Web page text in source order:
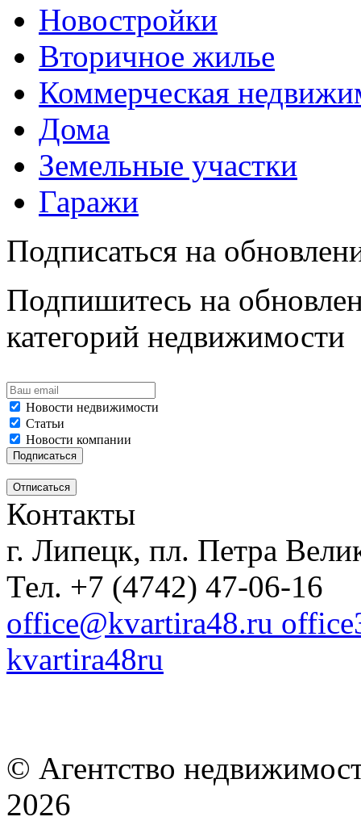
Новостройки
Вторичное жилье
Коммерческая
Дома
Земельные участки
Гаражи
Подписаться на
Подпишитесь на
категорий недвижимости
Новости недвижимости
Статьи
Новости компании
Контакты
г. Липецк, пл. Петра
Тел. +7 (4742) 47-06-16
office@kvartira48.ru
kvartira48ru
© Агентство
2026